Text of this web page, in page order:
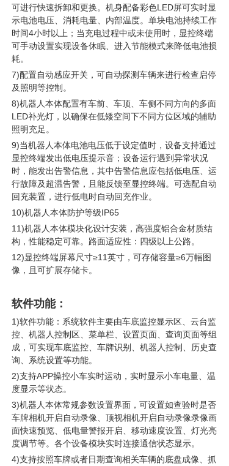
可进行快速拆卸和更换。机身配备彩色LED屏可实时显
示电池电压、消耗电量、内部温度。单块电池持续工作
时间4小时以上；当充电过程中或未使用时，显控终端
可手动设置实现设备休眠、进入节能模式来降低电池损
耗。
7)配置自动感应开关，可自动探测车辆来进行检查启停
及照明等控制。
8)机器人本体配置有车前、车顶、车侧不同方向的多面
LED补光灯，以确保在低矮空间下不同方位区域的辅助
照明充足。
9)当机器人本体电池电压低于设定值时，设备支持通过
显控终端发出低电压提示音；设备运行遇到异常状况
时，能发出告警信息，其中告警信息应包括低电压、运
行故障及超温告警，且能反馈至显控终端。可选配自动
回充装置，进行低电时自动回充作业。
10)机器人本体防护等级IP65
11)机器人本体模块化设计安装，高强度铝合金材质结
构，性能稳定可靠。路面适应性：四级以上公路。
12)显控终端屏幕尺寸≥11英寸，可存储容量≥6万幅图
像，且可扩展存储卡。
软件功能：
1)软件功能：系统软件主要由车底监控显示区、云台监
控、机器人控制区、菜单栏、设置页面、查询页面等组
成，可实现车底监控、车牌识别、机器人控制、历史查
询、系统设置等功能。
2)支持APP操控小车实时运动，实时显示小车电量、温
度显示等状态。
3)机器人本体常规参数设置界面，可设置如查验时是否
车牌相机开启自动录像、顶视相机开启自动录像录像画
面快速预览、低电量警报开启、移动速度设置、灯光亮
度调节等。各个设备模块实时连接通信状态显示。
4)支持按照车牌或者日期查询相关车辆的底盘成像、抓